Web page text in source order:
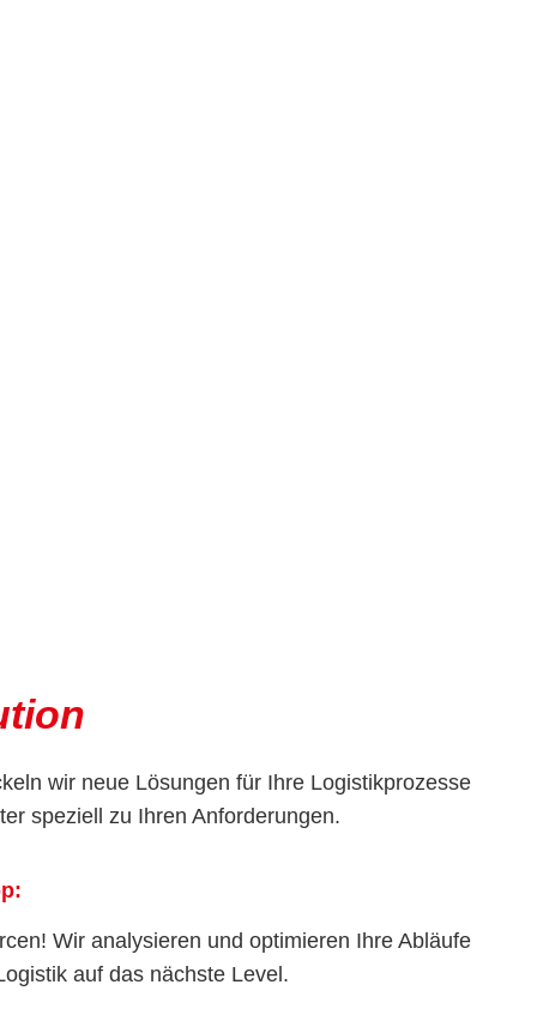
wir neue Lösungen für Ihre Logistikprozesse
speziell zu Ihren Anforderungen.
Wir analysieren und optimieren Ihre Abläufe
auf das nächste Level.